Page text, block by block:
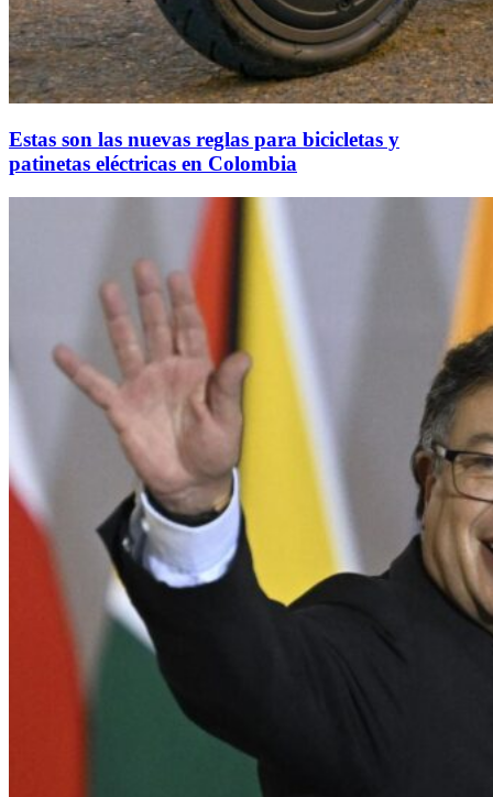
Estas son las nuevas reglas para bicicletas y
patinetas eléctricas en Colombia